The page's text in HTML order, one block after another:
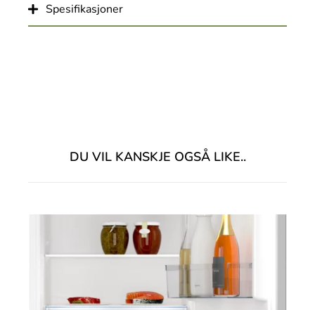
Spesifikasjoner
DU VIL KANSKJE OGSÅ LIKE..